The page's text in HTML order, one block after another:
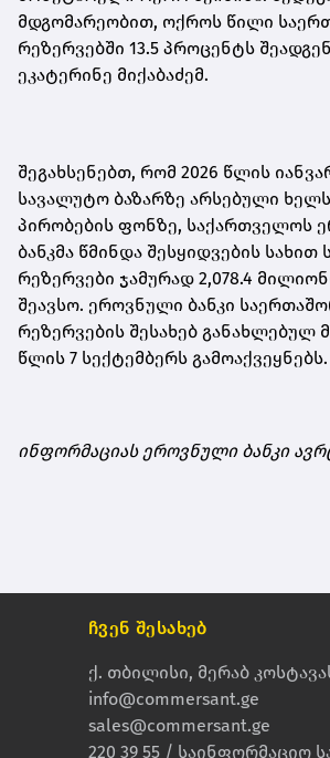
მდგომარეობით, ოქროს წილი
რეზერვებში 13.5 პროცენტს
ეკატერინე მიქაბაძემ.
შეგახსენებთ, რომ 2026 წლის
სავალუტო ბაზარზე არსებული
პირობების ფონზე, საქართველოს
ბანკმა წმინდა შესყიდვების
რეზერვები ჯამურად 2,078.4
შეავსო. ეროვნული ბანკი
რეზერვების შესახებ განახლებულ
წლის 7 სექტემბერს გამოაქვეყნებს.
ინფორმაციას ეროვნული ბანკი
ჩვენ შესახებ
ქ. თბილისი, მერაბ
info@commersant.ge
sales@commersant.ge
220 39 55 / საინფორმაციო